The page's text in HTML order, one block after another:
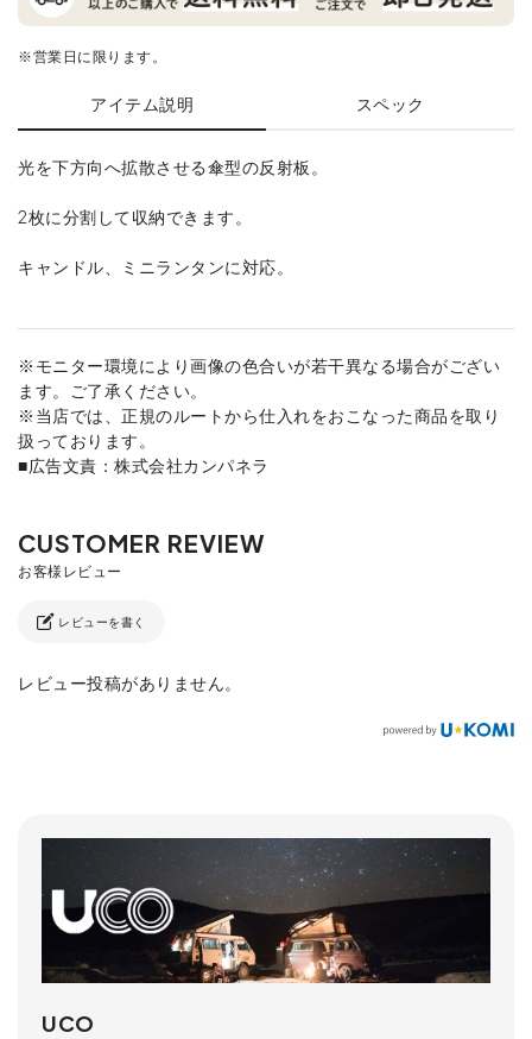
※営業日に限ります。
アイテム説明 スペック
光を下方向へ拡散させる傘型の反射板。
2枚に分割して収納できます。
キャンドル、ミニランタンに対応。
※モニター環境により画像の色合いが若干異なる場合がござい
ます。ご了承ください。
※当店では、正規のルートから仕入れをおこなった商品を取り
扱っております。
■広告文責：株式会社カンパネラ
レビューを書く
レビュー投稿がありません。
UCO